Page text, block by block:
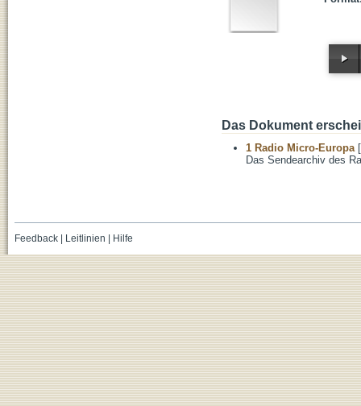
Das Dokument
1 Radio Micro-Europa
Das Sendearchiv des
Feedback| Leitlinien Hilfe